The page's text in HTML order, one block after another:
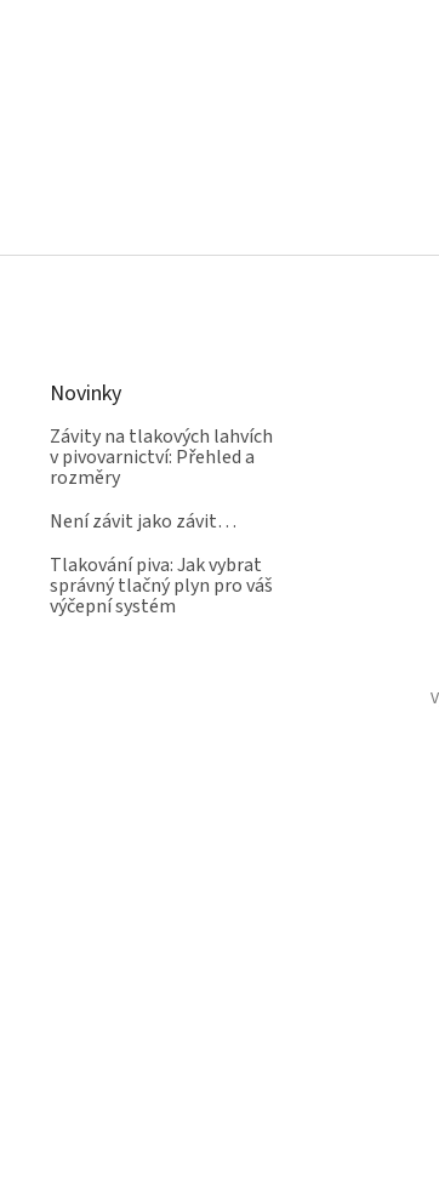
Novinky
Závity na tlakových lahvích
v pivovarnictví: Přehled a
rozměry
Není závit jako závit…
Tlakování piva: Jak vybrat
správný tlačný plyn pro váš
výčepní systém